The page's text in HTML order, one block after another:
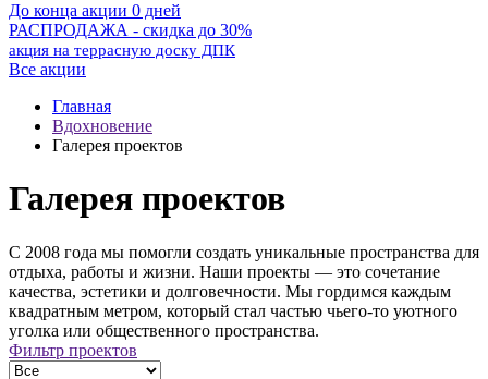
До конца акции 0 дней
РАСПРОДАЖА - скидка до 30%
акция на террасную доску ДПК
Все акции
Главная
Вдохновение
Галерея проектов
Галерея проектов
С 2008 года мы помогли создать уникальные пространства для
отдыха, работы и жизни. Наши проекты — это сочетание
качества, эстетики и долговечности. Мы гордимся каждым
квадратным метром, который стал частью чьего-то уютного
уголка или общественного пространства.
Фильтр проектов